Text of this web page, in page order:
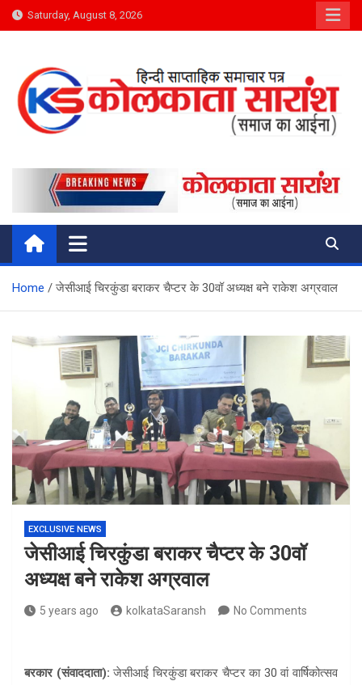
Skip
to
Saturday, August 8, 2026
Kolkata Saransh News
समाज का आईना
Home जेसीआई चिरकुंडा बराकर चैप्टर के 30वॉ अध्यक्ष बने राकेश अग्रवाल
EXCLUSIVE NEWS
जेसीआई चिरकुंडा बराकर चैप्टर के 30वॉ
अध्यक्ष बने राकेश अग्रवाल
5 years ago kolkataSaransh No Comments
बरकार (संवाददाता): जेसीआई चिरकुंडा बराकर चैप्टर का 30 वां वार्षिकोत्सव